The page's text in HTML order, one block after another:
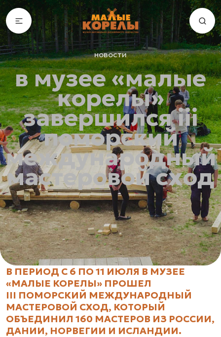
новости
в музее «малые
корелы»
завершился iii
поморский
международный
мастеровой сход
В ПЕРИОД С 6 ПО 11 ИЮЛЯ В МУЗЕЕ
«МАЛЫЕ КОРЕЛЫ» ПРОШЕЛ
III ПОМОРСКИЙ МЕЖДУНАРОДНЫЙ
МАСТЕРОВОЙ СХОД, КОТОРЫЙ
ОБЪЕДИНИЛ 160 МАСТЕРОВ ИЗ РОССИИ,
ДАНИИ, НОРВЕГИИ И ИСЛАНДИИ.